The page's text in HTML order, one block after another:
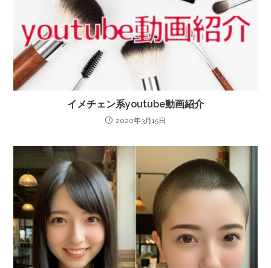
イメチェン系youtube動画紹介
2020年3月15日